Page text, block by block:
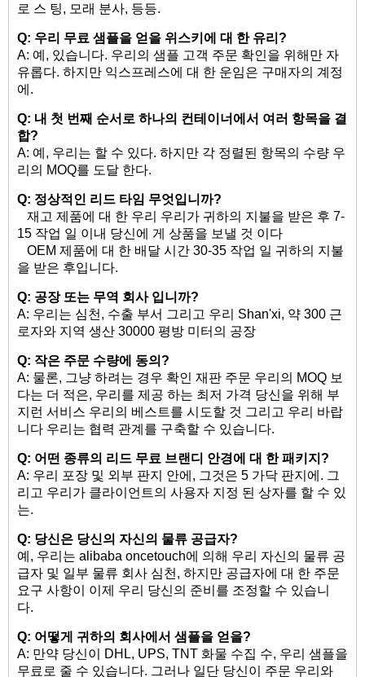
로 스 팅, 모래 분사, 등등.
Q: 우리 무료 샘플을 얻을 위스키에 대 한 유리?
A: 예, 있습니다. 우리의 샘플 고객 주문 확인을 위해만 자
유롭다. 하지만 익스프레스에 대 한 운임은 구매자의 계정
에.
Q: 내 첫 번째 순서로 하나의 컨테이너에서 여러 항목을 결
합?
A: 예, 우리는 할 수 있다. 하지만 각 정렬된 항목의 수량 우
리의 MOQ를 도달 한다.
Q: 정상적인 리드 타임 무엇입니까?
재고 제품에 대 한 우리 우리가 귀하의 지불을 받은 후 7-
15 작업 일 이내 당신에 게 상품을 보낼 것 이다
OEM 제품에 대 한 배달 시간 30-35 작업 일 귀하의 지불
을 받은 후입니다.
Q: 공장 또는 무역 회사 입니까?
A: 우리는 심천, 수출 부서 그리고 우리 Shan'xi, 약 300 근
로자와 지역 생산 30000 평방 미터의 공장
Q: 작은 주문 수량에 동의?
A: 물론, 그냥 하려는 경우 확인 재판 주문 우리의 MOQ 보
다는 더 적은, 우리를 제공 하는 최저 가격 당신을 위해 부
지런 서비스 우리의 베스트를 시도할 것 그리고 우리 바랍
니다 우리는 협력 관계를 구축할 수 있습니다.
Q: 어떤 종류의 리드 무료 브랜디 안경에 대 한 패키지?
A: 우리 포장 및 외부 판지 안에, 그것은 5 가닥 판지에. 그
리고 우리가 클라이언트의 사용자 지정 된 상자를 할 수 있
는.
Q: 당신은 당신의 자신의 물류 공급자?
예, 우리는 alibaba oncetouch에 의해 우리 자신의 물류 공
급자 및 일부 물류 회사 심천, 하지만 공급자에 대 한 주문
요구 사항이 이제 우리 당신의 준비를 조정할 수 있습니
다.
Q: 어떻게 귀하의 회사에서 샘플을 얻을?
A: 만약 당신이 DHL, UPS, TNT 화물 수집 수, 우리 샘플을
무료로 줄 수 있습니다. 그러나 일단 당신이 주문 우리와